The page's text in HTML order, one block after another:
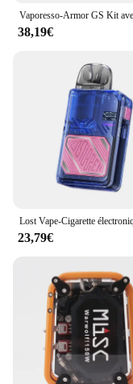
38,19€
23,79€